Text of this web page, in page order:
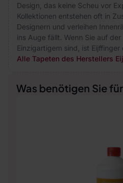
Design, das keine Scheu vor
Kollektionen entstehen oft in
Designern und verleihen
ins Auge fällt. Wenn Sie auf
Einzigartigem sind, ist Eijffinger
Alle Tapeten des Herstellers
Was benötigen Sie